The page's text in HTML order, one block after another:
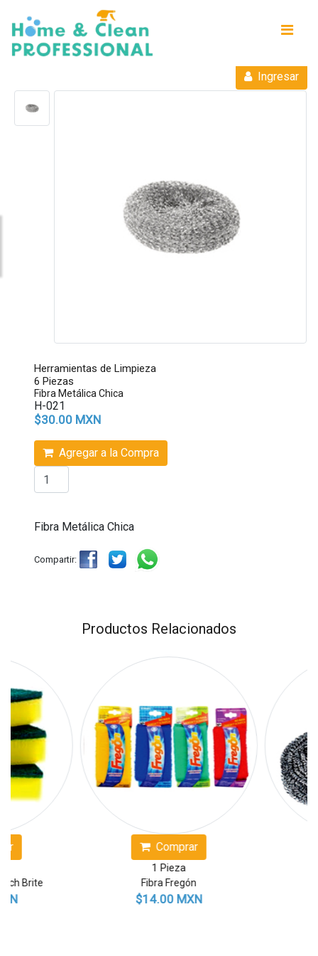
Ingresar
Herramientas de Limpieza
6 Piezas
Fibra Metálica Chica
H-021
$30.00 MXN
Agregar a la Compra
Fibra Metálica Chica
Compartir:
Productos Relacionados
Brite
Comprar
1 Pieza
Fibra Fregón
$14.00 MXN